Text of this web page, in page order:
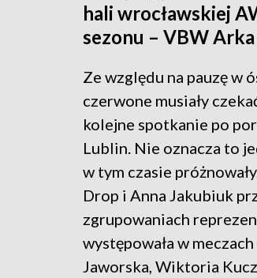
hali wrocławskiej
sezonu – VBW Arka
Ze względu na pauzę w
czerwone musiały
kolejne spotkanie po
Lublin. Nie oznacza to
w tym czasie
Drop i Anna Jakubiuk
zgrupowaniach
występowała w
Jaworska, Wiktoria